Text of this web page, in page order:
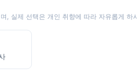
, 실제 선택은 개인 취향에 따라 자유롭게 하